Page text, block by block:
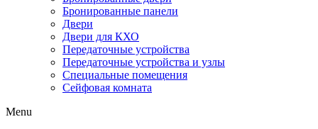
Бронированные панели
Двери
Двери для КХО
Передаточные устройства
Передаточные устройства и узлы
Специальные помещения
Сейфовая комната
Menu